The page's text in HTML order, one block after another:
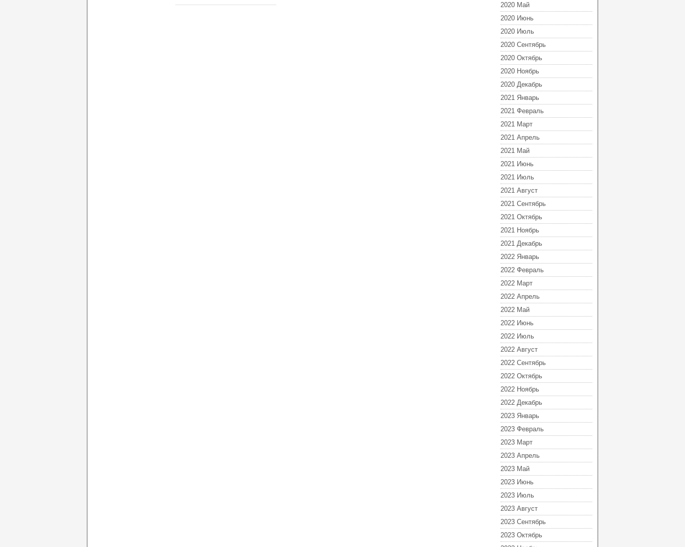
2020 Май
2020 Июнь
2020 Июль
2020 Сентябрь
2020 Октябрь
2020 Ноябрь
2020 Декабрь
2021 Январь
2021 Февраль
2021 Март
2021 Апрель
2021 Май
2021 Июнь
2021 Июль
2021 Август
2021 Сентябрь
2021 Октябрь
2021 Ноябрь
2021 Декабрь
2022 Январь
2022 Февраль
2022 Март
2022 Апрель
2022 Май
2022 Июнь
2022 Июль
2022 Август
2022 Сентябрь
2022 Октябрь
2022 Ноябрь
2022 Декабрь
2023 Январь
2023 Февраль
2023 Март
2023 Апрель
2023 Май
2023 Июнь
2023 Июль
2023 Август
2023 Сентябрь
2023 Октябрь